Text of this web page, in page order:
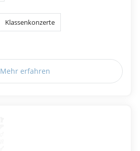
Klassenkonzerte
Mehr erfahren